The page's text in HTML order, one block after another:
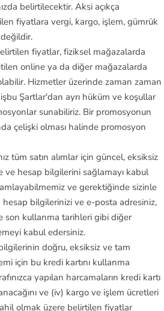
belirtilecektir. Aksi açıkça
fiyatlara vergi, kargo, işlem, gümrük
fiyatlar, fiziksel mağazalarda
online ya da diğer mağazalarda
Hizmetler üzerinde zaman zaman
Şartlar'dan ayrı hüküm ve koşullar
sunabiliriz. Bir promosyonun
çelişki olması halinde promosyon
tüm satın alımlar için güncel, eksiksiz
ve hesap bilgilerini sağlamayı kabul
ve gerektiğinde sizinle
bilgilerinizi ve e-posta adresiniz,
son kullanma tarihleri gibi diğer
kabul edersiniz.
bilgilerinin doğru, eksiksiz ve tam
için bu kredi kartını kullanma
yapılan harcamaların kredi kartı
ve (iv) kargo ve işlem ücretleri
olmak üzere belirtilen fiyatlar